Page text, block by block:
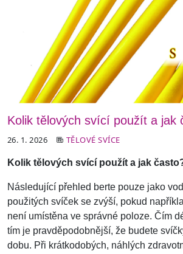
Kolik tělových svící použít a jak
26. 1. 2026 TĚLOVÉ SVÍCE
Kolik tělových svící použít a jak
Následující přehled berte pouze jako
použitých svíček se zvýší, pokud
není umístěna ve správné poloze. Čím
tím je pravděpodobnější, že budete
dobu. Při krátkodobých, náhlých